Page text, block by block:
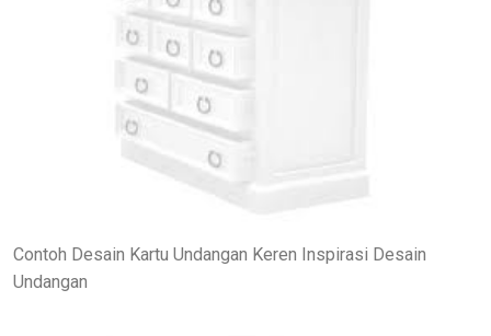
Contoh Desain Kartu Undangan Keren Inspirasi Desain
Undangan